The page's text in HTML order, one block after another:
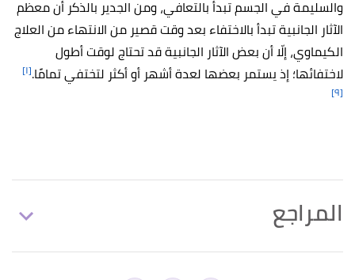
والسليمة في الجسم تبدأ بالتعافي، ومن الجدير بالذكر أن معظم
الآثار الجانبية تبدأ بالاختفاء بعد وقت قصير من الانتهاء من العلاج
الكيماوي، إلّا أن بعض الآثار الجانبية قد تحتاج لوقت أطول
لاختفائها؛ إذ يستمر بعضها لعدة أشهر أو أكثر لتختفي تمامًا.[١]
[٩]
المراجع